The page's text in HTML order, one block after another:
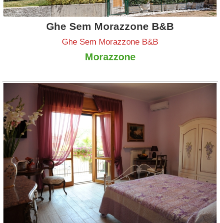
Ghe Sem Morazzone B&B
Ghe Sem Morazzone B&B
Morazzone